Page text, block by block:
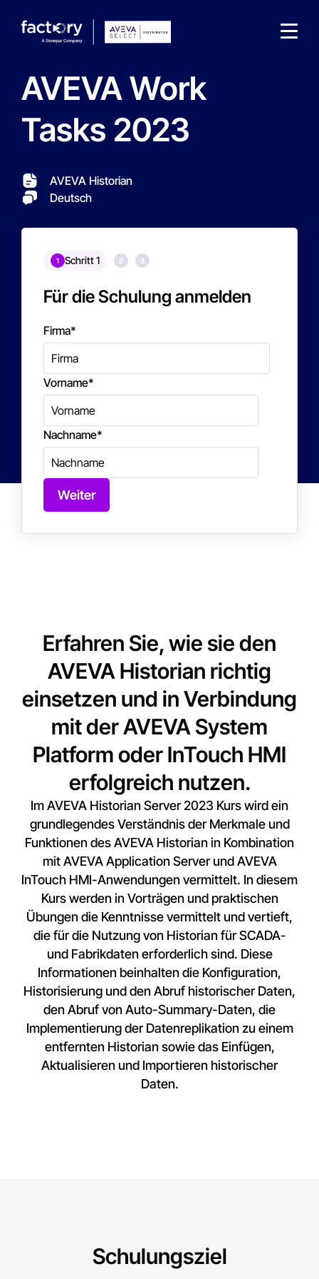
AVEVA Work
Tasks 2023
AVEVA Historian
Deutsch
1 Schritt 1 2 3
Für die Schulung anmelden
Firma*
Vorname*
Nachname*
Weiter
Erfahren Sie, wie sie den
AVEVA Historian richtig
einsetzen und in Verbindung
mit der AVEVA System
Platform oder InTouch HMI
erfolgreich nutzen.
Im AVEVA Historian Server 2023 Kurs wird ein
grundlegendes Verständnis der Merkmale und
Funktionen des AVEVA Historian in Kombination
mit AVEVA Application Server und AVEVA
InTouch HMI-Anwendungen vermittelt. In diesem
Kurs werden in Vorträgen und praktischen
Übungen die Kenntnisse vermittelt und vertieft,
die für die Nutzung von Historian für SCADA-
und Fabrikdaten erforderlich sind. Diese
Informationen beinhalten die Konfiguration,
Historisierung und den Abruf historischer Daten,
den Abruf von Auto-Summary-Daten, die
Implementierung der Datenreplikation zu einem
entfernten Historian sowie das Einfügen,
Aktualisieren und Importieren historischer
Daten.
Schulungsziel